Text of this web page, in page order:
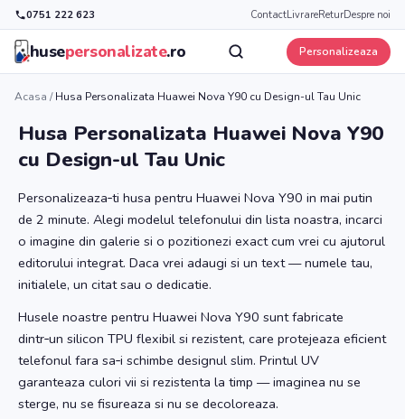
0751 222 623 ContactLivrareReturDespre noi
husepersonalizate.ro Personalizeaza
Acasa /Husa Personalizata Huawei Nova Y90 cu Design-ul Tau Unic
Husa Personalizata Huawei Nova Y90
cu Design-ul Tau Unic
Personalizeaza‑ti husa pentru Huawei Nova Y90 in mai putin
de 2 minute. Alegi modelul telefonului din lista noastra, incarci
o imagine din galerie si o pozitionezi exact cum vrei cu ajutorul
editorului integrat. Daca vrei adaugi si un text — numele tau,
initialele, un citat sau o dedicatie.
Husele noastre pentru Huawei Nova Y90 sunt fabricate
dintr‑un silicon TPU flexibil si rezistent, care protejeaza eficient
telefonul fara sa‑i schimbe designul slim. Printul UV
garanteaza culori vii si rezistenta la timp — imaginea nu se
sterge, nu se fisureaza si nu se decoloreaza.